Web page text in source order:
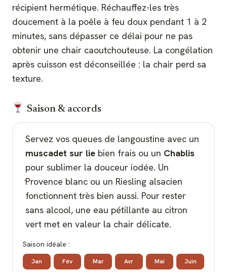
récipient hermétique. Réchauffez-les très
doucement à la poêle à feu doux pendant 1 à 2
minutes, sans dépasser ce délai pour ne pas
obtenir une chair caoutchouteuse. La congélation
après cuisson est déconseillée : la chair perd sa
texture.
Saison & accords
Servez vos queues de langoustine avec un
muscadet sur liebien frais ou un Chablis
pour sublimer la douceur iodée. Un
Provence blanc ou un Riesling alsacien
fonctionnent très bien aussi. Pour rester
sans alcool, une eau pétillante au citron
vert met en valeur la chair délicate.
Saison idéale :
Jan Fév Mar Avr Mai Juin